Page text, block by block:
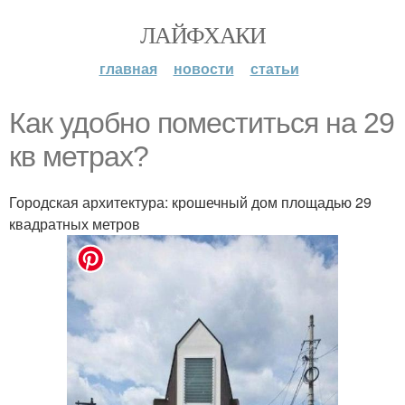
ЛАЙФХАКИ
главная новости статьи
Как удобно поместиться на 29
кв метрах?
Городская архитектура: крошечный дом площадью 29
квадратных метров